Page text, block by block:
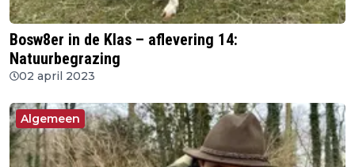
Bosw8er in de Klas – aflevering 14:
Natuurbegrazing
02 april 2023
Algemeen